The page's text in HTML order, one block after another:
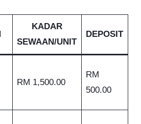
KADAR
SEWAAN/UNIT
DEPOSIT
RM 1,500.00
RM
500.00